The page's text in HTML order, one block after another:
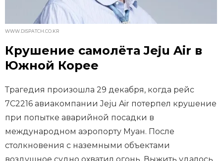
WWW.DISPATCH.CO.KR
Крушение самолёта Jeju Air в
Южной Корее
Трагедия произошла 29 декабря, когда рейс
7C2216 авиакомпании Jeju Air потерпел крушение
при попытке аварийной посадки в
международном аэропорту Муан. После
столкновения с наземными объектами